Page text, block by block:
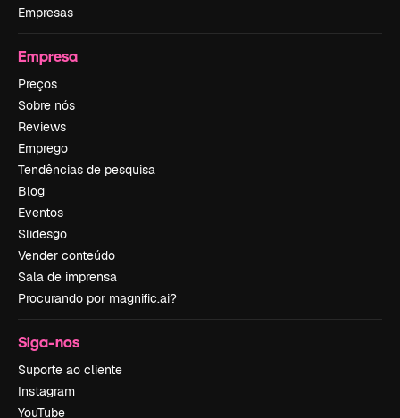
Empresas
Empresa
Preços
Sobre nós
Reviews
Emprego
Tendências de pesquisa
Blog
Eventos
Slidesgo
Vender conteúdo
Sala de imprensa
Procurando por magnific.ai?
Siga-nos
Suporte ao cliente
Instagram
YouTube